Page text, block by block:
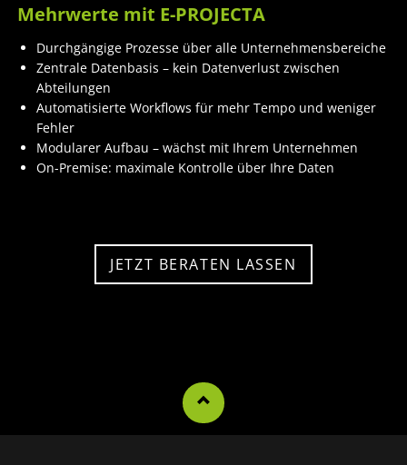
Mehrwerte mit E-PROJECTA
Durchgängige Prozesse über alle Unternehmensbereiche
Zentrale Datenbasis – kein Datenverlust zwischen
Abteilungen
Automatisierte Workflows für mehr Tempo und weniger
Fehler
Modularer Aufbau – wächst mit Ihrem Unternehmen
On-Premise: maximale Kontrolle über Ihre Daten
JETZT BERATEN LASSEN